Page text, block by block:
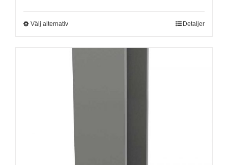
Välj alternativDen
varianter.
De
alternativen
på
Detaljer